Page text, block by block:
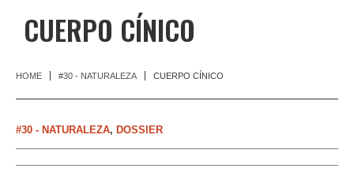
CUERPO CÍNICO
HOME #30 - NATURALEZA CUERPO CÍNICO
#30 - NATURALEZA, DOSSIER